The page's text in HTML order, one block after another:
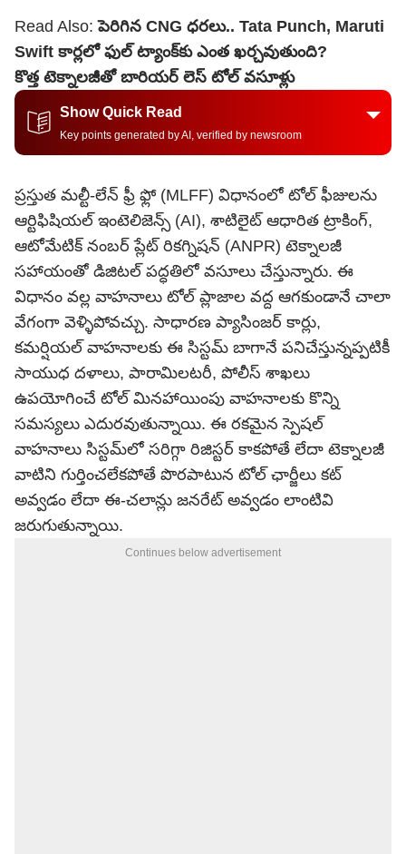
Read Also:పెరిగిన CNG ధరలు.. Tata Punch, Maruti
Swift కార్లలో ఫుల్ ట్యాంక్‌కు ఎంత ఖర్చవుతుంది?
కొత్త టెక్నాలజీతో బారియర్ లెస్ టోల్ వసూళ్లు
Show Quick Read
Key points generated by AI, verified by newsroom
ప్రస్తుత మల్టీ-లేన్ ఫ్రీ ఫ్లో (MLFF) విధానంలో టోల్ ఫీజులను
ఆర్టిఫిషియల్ ఇంటెలిజెన్స్ (AI), శాటిలైట్ ఆధారిత ట్రాకింగ్,
ఆటోమేటిక్ నంబర్ ప్లేట్ రికగ్నిషన్ (ANPR) టెక్నాలజీ
సహాయంతో డిజిటల్ పద్ధతిలో వసూలు చేస్తున్నారు. ఈ
విధానం వల్ల వాహనాలు టోల్ ప్లాజాల వద్ద ఆగకుండానే చాలా
వేగంగా వెళ్ళిపోవచ్చు. సాధారణ ప్యాసింజర్ కార్లు,
కమర్షియల్ వాహనాలకు ఈ సిస్టమ్ బాగానే పనిచేస్తున్నప్పటికీ
సాయుధ దళాలు, పారామిలటరీ, పోలీస్ శాఖలు
ఉపయోగించే టోల్ మినహాయింపు వాహనాలకు కొన్ని
సమస్యలు ఎదురవుతున్నాయి. ఈ రకమైన స్పెషల్
వాహనాలు సిస్టమ్‌లో సరిగ్గా రిజిస్టర్ కాకపోతే లేదా టెక్నాలజీ
వాటిని గుర్తించలేకపోతే పొరపాటున టోల్ ఛార్జీలు కట్
అవ్వడం లేదా ఈ-చలాన్లు జనరేట్ అవ్వడం లాంటివి
జరుగుతున్నాయి.
Continues below advertisement